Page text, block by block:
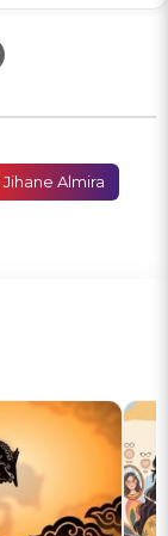
Jihane Almira